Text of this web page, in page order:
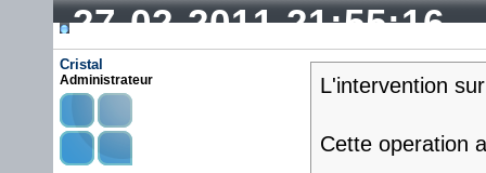
27-02-2011 21:55:16
Cristal
Administrateur L'intervention
Cette operation